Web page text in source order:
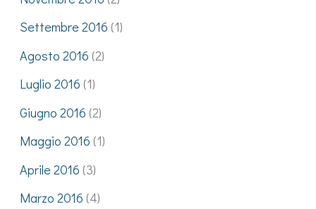
Settembre 2016 (1)
Agosto 2016 (2)
Luglio 2016 (1)
Giugno 2016 (2)
Maggio 2016 (1)
Aprile 2016 (3)
Marzo 2016 (4)